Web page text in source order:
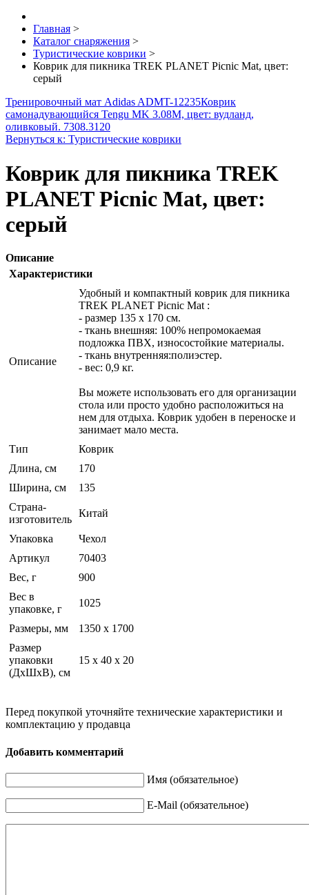
Главная >
Каталог снаряжения >
Туристические коврики >
Коврик для пикника TREK PLANET Picnic Mat, цвет:
серый
Тренировочный мат Adidas ADMT-12235Коврик
самонадувающийся Tengu MK 3.08M, цвет: вудланд,
оливковый. 7308.3120
Вернуться к: Туристические коврики
Коврик для пикника TREK
PLANET Picnic Mat, цвет:
серый
Описание
Характеристики
Описание
Удобный и компактный коврик для пикника
TREK PLANET Picnic Mat :
- размер 135 х 170 см.
- ткань внешняя: 100% непромокаемая
подложка ПВХ, износостойкие материалы.
- ткань внутренняя:полиэстер.
- вес: 0,9 кг.
Вы можете использовать его для организации
стола или просто удобно расположиться на
нем для отдыха. Коврик удобен в переноске и
занимает мало места.
Тип
Коврик
Длина, см
170
Ширина, см
135
Страна-
изготовитель
Китай
Упаковка
Чехол
Артикул
70403
Вес, г
900
Вес в
упаковке, г
1025
Размеры, мм
1350 х 1700
Размер
упаковки
(ДхШхВ), см
15 x 40 x 20
Перед покупкой уточняйте технические характеристики и
комплектацию у продавца
Добавить комментарий
Имя (обязательное)
E-Mail (обязательное)